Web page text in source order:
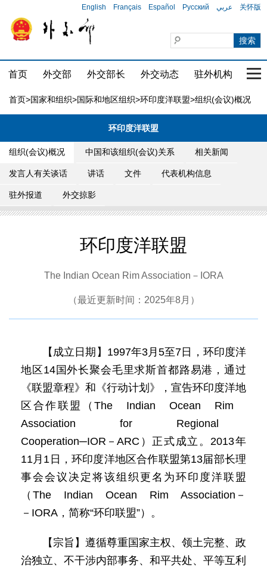
English Français Español Русский عربي 关怀版
首页 外交部 外交部长 外交动态 驻外机构 国
首页>国家和组织>国际和地区组织>环印度洋联盟>组织(会议)概况
环印度洋联盟
组织(会议)概况 中国和该组织(会议)关系 相关新闻
发言人有关谈话 讲话 文件 代表机构信息
驻外报道 外交掠影
环印度洋联盟
The Indian Ocean Rim Association－IORA
（最近更新时间：2025年8月）
【成立日期】1997年3月5至7日，环印度洋
地区14国外长聚会毛里求斯首都路易港，通过
《联盟章程》和《行动计划》，宣告环印度洋地
区合作联盟（The Indian Ocean Rim
Association for Regional
Cooperation─IOR－ARC）正式成立。2013年
11月1日，环印度洋地区合作联盟第13届部长理
事会会议决定将该组织更名为环印度洋联盟
（The Indian Ocean Rim Association－
－IORA，简称“环印联盟”）。
【宗旨】遵循尊重国家主权、领土完整、政
治独立、不干涉内部事务、和平共处、平等互利